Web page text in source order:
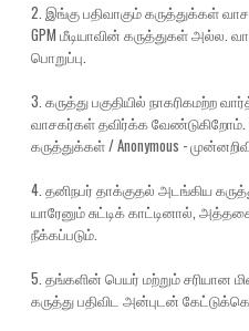
2. இங்கு பதிவாகும் கருத்துக்கள்
GPM மீடியாவின் கருத்துகள் அல்ல.
பொறுப்பு.
3. கருத்து பகுதியில் நாகரிகமற்ற
வாசகர்கள் தவிர்க்க
கருத்துக்கள் / Anonymous -
4. தனிநபர் தாக்குதல் அடங்கிய
யாரேனும் சுட்டிக் காட்டினால்,
நீக்கப்படும்.
5. தங்களின் பெயர் மற்றும் சரியான
கருத்து பதிவிட அன்புடன்